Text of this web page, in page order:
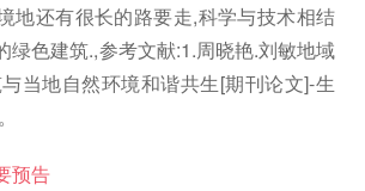
地还有很长的路要走,科学与技术相结
绿色建筑.,参考文献:1.周晓艳.刘敏地域
当地自然环境和谐共生[期刊论文]-生
预告